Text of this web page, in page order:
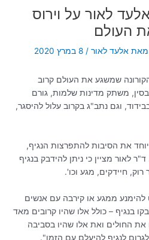
לאור על וירוס
העולם
אלעד לאור / 8 במרץ 2020
שמשגע את העולם קרוב
משתק מדינות שלמות, גורם
וגם נתב"ג בקרוב עלול להיסגר,
את הסיבות להתפרצות הנגיף,
לאור מציין כי ניתן להידבק בנגיף
חיידקים, מגע וכו'.
להימנע ממגע או קירבה עם אנשים
בנגיף – כולל אלו שהיו קרובים מאד
את החולים ואת אלו שהיו בסביבה
לנגיף להיעלם עם הזמן".